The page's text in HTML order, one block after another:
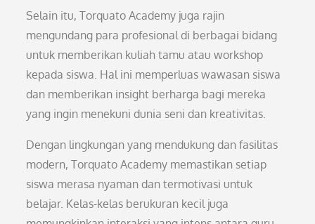
Selain itu, Torquato Academy juga rajin
mengundang para profesional di berbagai bidang
untuk memberikan kuliah tamu atau workshop
kepada siswa. Hal ini memperluas wawasan siswa
dan memberikan insight berharga bagi mereka
yang ingin menekuni dunia seni dan kreativitas.
Dengan lingkungan yang mendukung dan fasilitas
modern, Torquato Academy memastikan setiap
siswa merasa nyaman dan termotivasi untuk
belajar. Kelas-kelas berukuran kecil juga